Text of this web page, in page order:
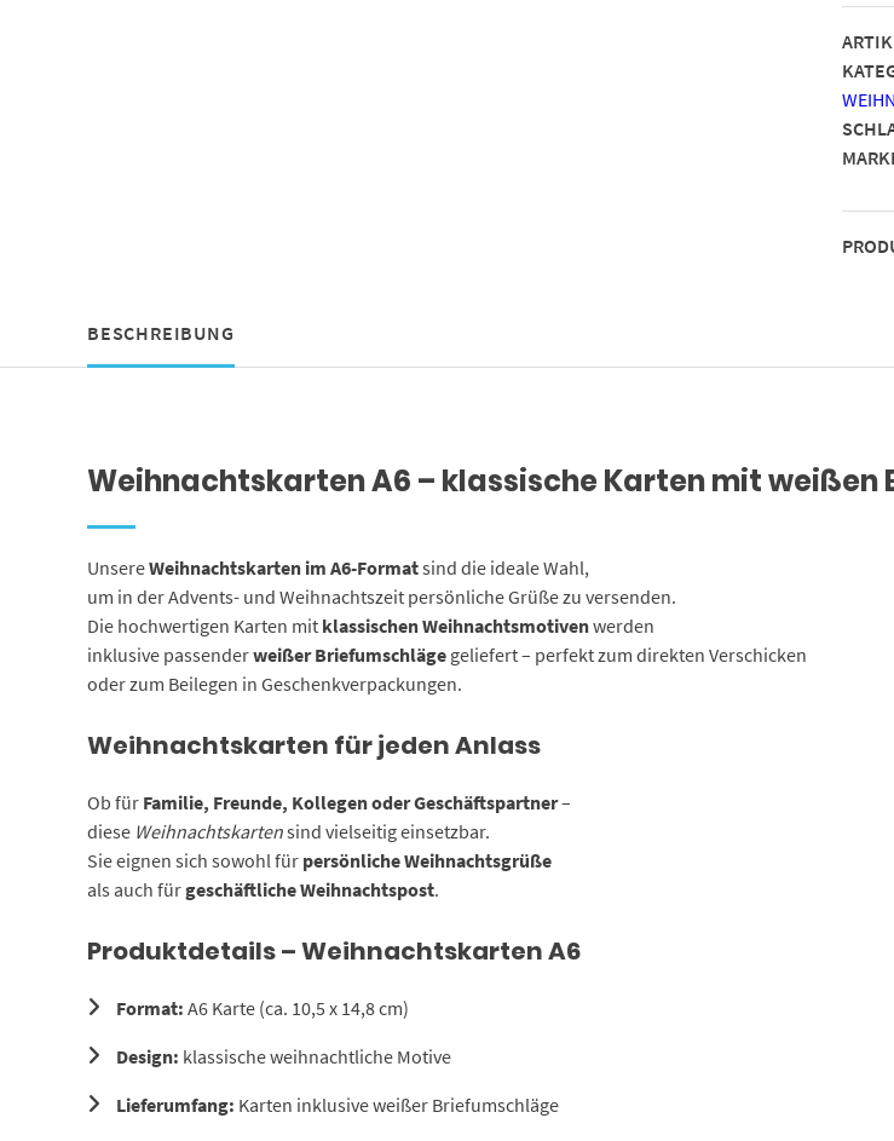
mit
Motiv
rote
rot)
/
Menge
BESCHREIBUNG
Weihnachtskarten A6 – klassische Karten mit weißen
UnsereWeihnachtskarten im A6-Formatsind die ideale Wahl,
um in der Advents- und Weihnachtszeit persönliche Grüße zu versenden.
Die hochwertigen Karten mit klassischen Weihnachtsmotivenwerden
inklusive passenderweißer Briefumschlägegeliefert – perfekt zum direkten Verschicken
oder zum Beilegen in Geschenkverpackungen.
Weihnachtskarten für jeden Anlass
Ob für Familie, Freunde, Kollegen oder Geschäftspartner–
diese Weihnachtskartensind vielseitig einsetzbar.
Sie eignen sich sowohl für persönliche Weihnachtsgrüße
als auch fürgeschäftliche Weihnachtspost.
Produktdetails – Weihnachtskarten A6
Format: A6 Karte (ca. 10,5 x 14,8 cm)
Design: klassische weihnachtliche Motive
Lieferumfang: Karten inklusive weißer Briefumschläge